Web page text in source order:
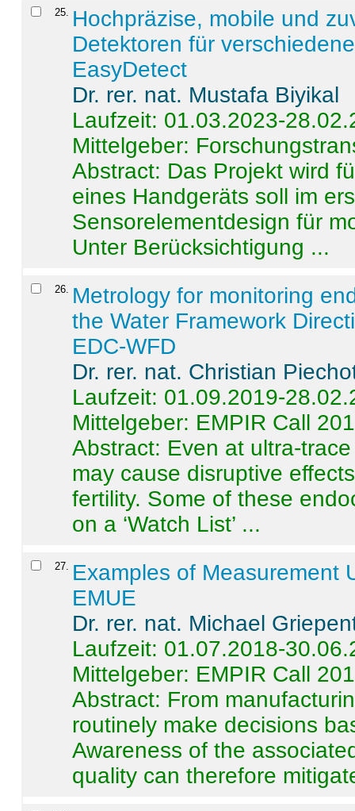
25. Hochpräzise, mobile und
Detektoren für
EasyDetect
Dr. rer. nat. Mustafa Biyikal
Laufzeit: 01.03.2023-
Mittelgeber:
Abstract: Das Projekt wird
eines Handgeräts soll im
Sensorelementdesign für
Unter Berücksichtigung ...
26. Metrology for monitoring
the Water Framework
EDC-WFD
Dr. rer. nat. Christian
Laufzeit: 01.09.2019-
Mittelgeber: EMPIR Call
Abstract: Even at ultra-
may cause disruptive
fertility. Some of these
on a ‘Watch List’ ...
27. Examples of Measurement
EMUE
Dr. rer. nat. Michael
Laufzeit: 01.07.2018-
Mittelgeber: EMPIR Call
Abstract: From
routinely make decisions
Awareness of the
quality can therefore